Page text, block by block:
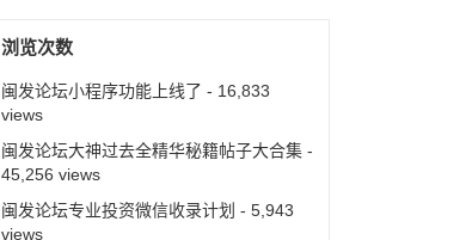
浏览次数
闽发论坛小程序功能上线了 - 16,833
views
闽发论坛大神过去全精华秘籍帖子大合集-
45,256 views
闽发论坛专业投资微信收录计划 - 5,943
views